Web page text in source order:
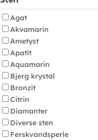
Agat
Akvamarin
Ametyst
Apatit
Aquamarin
Bjerg krystal
Bronzit
Citrin
Diamanter
Diverse sten
Ferskvandsperle